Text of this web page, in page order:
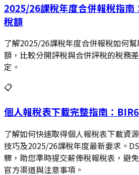
2025/26課稅年度合併報稅指南
稅額
了解2025/26課稅年度合併報稅如何
額，比較分開評稅與合併評稅的稅務
定。
📋
個人報稅表下載完整指南：
了解如何快速取得個人報稅表下載資
技巧及2025/26課稅年度最新要求。
驟，助您準時提交薪俸稅報稅表，避
官方渠道與注意事項。